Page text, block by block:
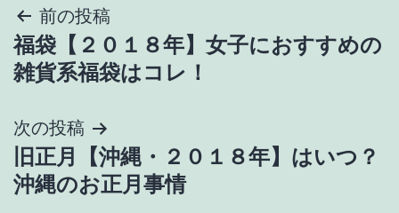
投
稿
ビ
ゲ
前の投稿
福袋【２０１８年】女子におすすめの
雑貨系福袋はコレ！
次の投稿
旧正月【沖縄・２０１８年】はいつ？
沖縄のお正月事情